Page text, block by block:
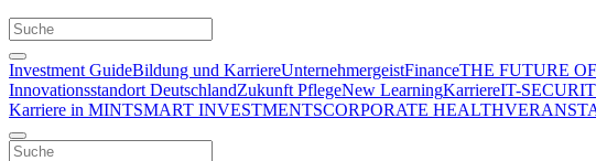
Investment GuideBildung und KarriereUnternehmergeistFinanceTHE FUTURE
Innovationsstandort DeutschlandZukunft PflegeNew LearningKarriereIT-
Karriere in MINTSMART INVESTMENTSCORPORATE HEALTH